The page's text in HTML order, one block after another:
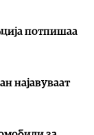
потпишаа
најавуваат